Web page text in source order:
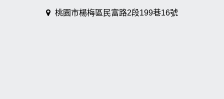
桃園市楊梅區民富路2段199巷16號